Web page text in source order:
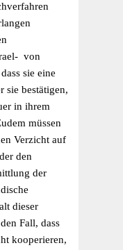
von
sie eine
sie bestätigen,
in ihrem
müssen
Verzicht auf
den
der
dieser
Fall, dass
kooperieren,